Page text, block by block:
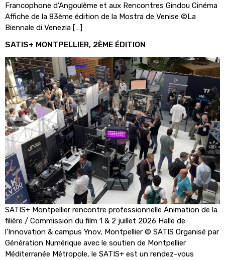
Francophone d’Angoulême et aux Rencontres Gindou Cinéma
Affiche de la 83ème édition de la Mostra de Venise ©La
Biennale di Venezia […]
SATIS+ MONTPELLIER, 2ÈME ÉDITION
SATIS+ Montpellier rencontre professionnelle Animation de la
filière / Commission du film 1 & 2 juillet 2026 Halle de
l’Innovation & campus Ynov, Montpellier © SATIS Organisé par
Génération Numérique avec le soutien de Montpellier
Méditerranée Métropole, le SATIS+ est un rendez-vous